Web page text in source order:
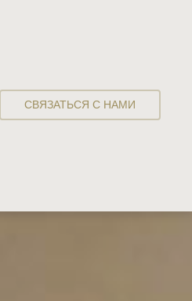
СВЯЗАТЬСЯ С НАМИ